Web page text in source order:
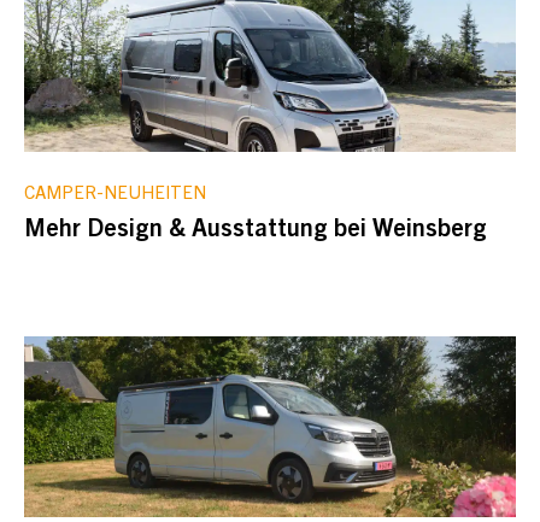
CAMPER-NEUHEITEN
Mehr Design & Ausstattung bei Weinsberg